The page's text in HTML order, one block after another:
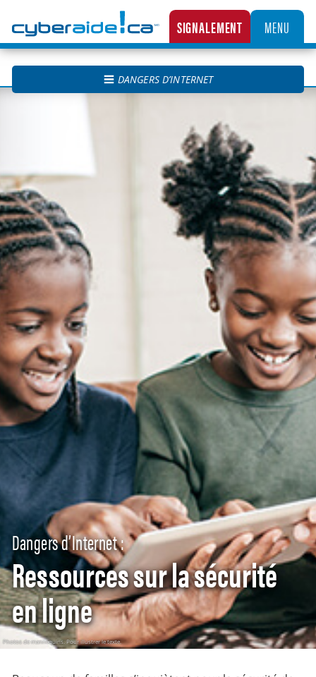
LA CENTRALE CANADIENNE DE SIGNALEMENT DES CAS D’EXPLOITATION SEXUELLE
SIGNALEMENT MENU
DANGERS D’INTERNET
Dangers d’Internet :
Ressources sur la sécurité
en ligne